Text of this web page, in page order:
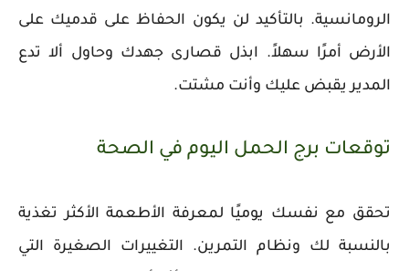
الرومانسية. بالتأكيد لن يكون الحفاظ على قدميك على
الأرض أمرًا سهلاً. ابذل قصارى جهدك وحاول ألا تدع
المدير يقبض عليك وأنت مشتت.
توقعات برج الحمل اليوم في الصحة
تحقق مع نفسك يوميًا لمعرفة الأطعمة الأكثر تغذية
بالنسبة لك ونظام التمرين. التغييرات الصغيرة التي